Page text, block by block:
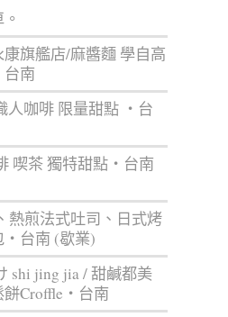
旗艦店/麻醬麵 學自高
南
人咖啡 限量甜點 ‧台
喫茶 獨特甜點‧台南
熱煎法式吐司、日式烤
‧台南 (歇業)
shi jing jia / 甜鹹都美
餅Croffle‧台南